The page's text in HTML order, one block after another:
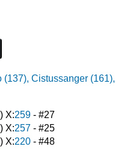
(137), Cistussanger (161),
) X:259- #27
) X:257- #25
) X:220- #48